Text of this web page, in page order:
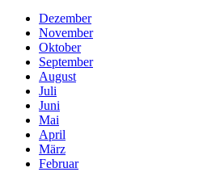
Dezember
November
Oktober
September
August
Juli
Juni
Mai
April
März
Februar